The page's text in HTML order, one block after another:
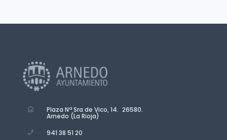
Plaza Nª Sra de Vico, 14. 26580.
Arnedo (La Rioja)
941 38 51 20